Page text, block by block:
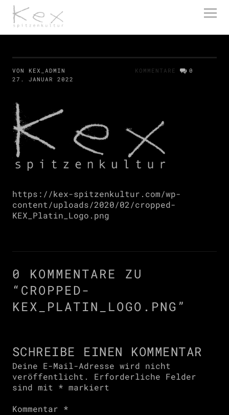
kex spitzenkultur
VON KEX_ADMIN
27. JANUAR 2022
KOMMENTARE 0
https://kex-spitzenkultur.com/wp-
content/uploads/2020/02/cropped-
KEX_Platin_Logo.png
0 KOMMENTARE ZU
“ CROPPED-
KEX_PLATIN_LOGO.PNG ”
SCHREIBE EINEN KOMMENTAR
Deine E-Mail-Adresse wird nicht
veröffentlicht.
Erforderliche Felder
sind mit * markiert
Kommentar *